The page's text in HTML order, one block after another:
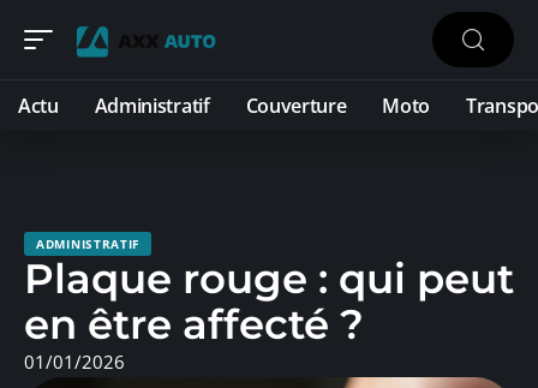
Actu Administratif Couverture Moto
ADMINISTRATIF
Plaque rouge : qui peut
en être affecté ?
01/01/2026